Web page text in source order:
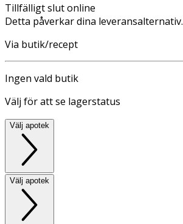
Tillfälligt slut online
Detta påverkar dina leveransalternativ.
Via butik/recept
Ingen vald butik
Välj för att se lagerstatus
Välj apotek
Välj apotek